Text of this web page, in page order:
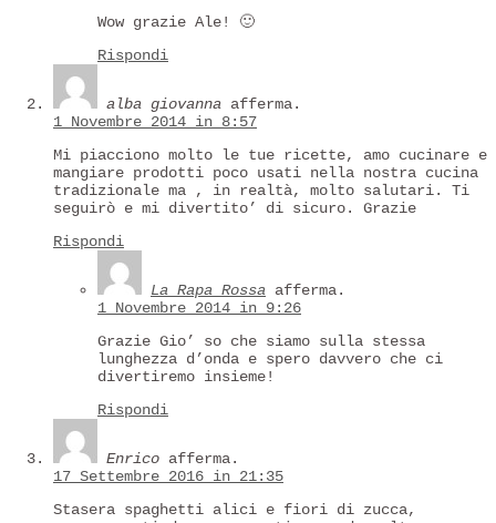
Wow grazie Ale! 🙂
Rispondi
alba giovanna afferma.
1 Novembre 2014 in 8:57
Mi piacciono molto le tue ricette, amo cucinare e
mangiare prodotti poco usati nella nostra cucina
tradizionale ma , in realtà, molto salutari. Ti
seguirò e mi divertito’ di sicuro. Grazie
Rispondi
La Rapa Rossa afferma.
1 Novembre 2014 in 9:26
Grazie Gio’ so che siamo sulla stessa
lunghezza d’onda e spero davvero che ci
divertiremo insieme!
Rispondi
Enrico afferma.
17 Settembre 2016 in 21:35
Stasera spaghetti alici e fiori di zucca,